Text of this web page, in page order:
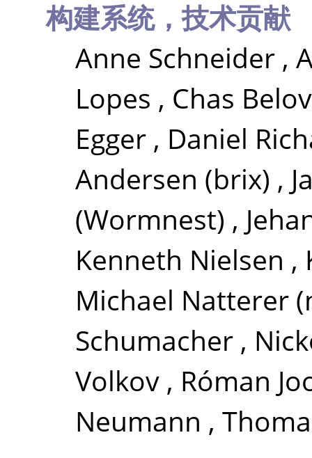
构建系统，技术贡献
Anne Schneider ,
Lopes , Chas Belov
Egger , Daniel
Andersen (brix) ,
(Wormnest) ,
Kenneth Nielsen ,
Michael Natterer
Schumacher ,
Volkov , Róman
Neumann ,